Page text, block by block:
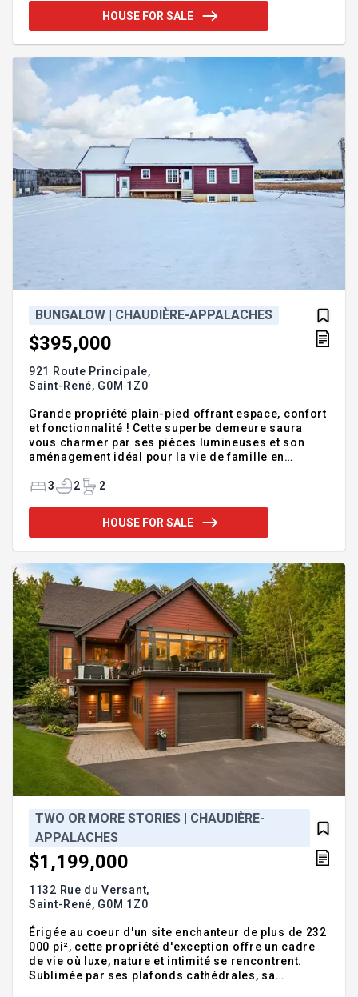
indépendante comprend une chambre, un poêle aux
granules et un espace de rangement type bunker.
d'un ascenseur menant à un vaste espace de
rangement à l'étage. Un vérita
HOUSE FOR SALE
BUNGALOW | CHAUDIÈRE-APPALACHES
$395,000
921 Route Principale,
Saint-René, G0M 1Z0
Grande propriété plain-pied offrant espace, confort
et fonctionnalité ! Cette superbe demeure saura
vous charmer par ses pièces lumineuses et son
aménagement idéal pour la vie de famille en
salles de bain complètes et 2 salles d'eau, un atout
accueillant et chaleureux, ainsi que d'un garage
attaché pour faciliter la vie au quotidien. Cette
excellent potentiel directement à la campagne et
tout près d
3 2 2
HOUSE FOR SALE
TWO OR MORE STORIES | CHAUDIÈRE-
APPALACHES
$1,199,000
1132 Rue du Versant,
Saint-René, G0M 1Z0
Érigée au coeur d'un site enchanteur de plus de 232
000 pi², cette propriété d'exception offre un cadre
de vie où luxe, nature et intimité se rencontrent.
Sublimée par ses plafonds cathédrales, sa